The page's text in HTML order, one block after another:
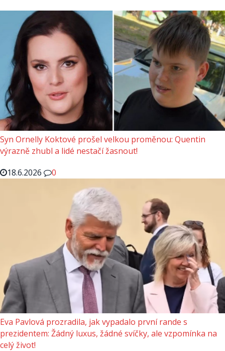
Syn Ornelly Koktové prošel velkou proměnou: Quentin
výrazně zhubl a lidé nestačí žasnout!
18.6.2026
0
Eva Pavlová prozradila, jak vypadalo první rande s
prezidentem: Žádný luxus, žádné svíčky, ale vzpomínka na
celý život!